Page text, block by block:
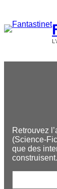
contenu
Retrouvez
(Science-
que des
construisent.